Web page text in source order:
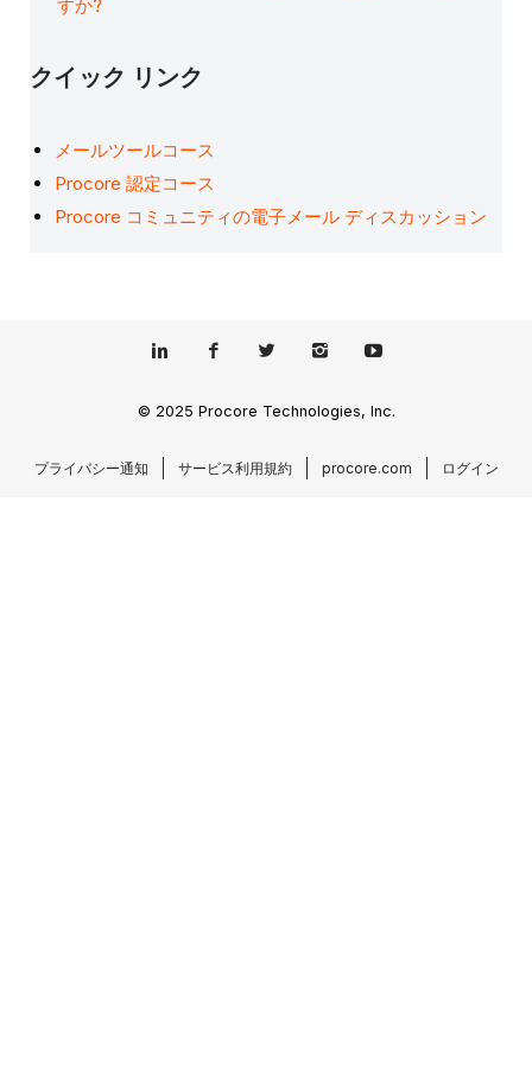
すか?
クイック リンク
メールツールコース
Procore 認定コース
Procore コミュニティの電子メール ディスカッション
© 2025 Procore Technologies, Inc.
プライバシー通知 サービス利用規約 procore.com ログイン